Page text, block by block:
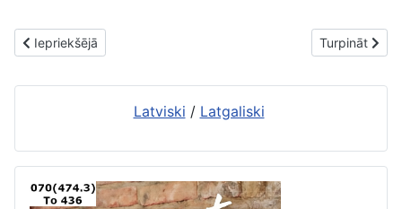
Iepriekšējais raksts: Būs tikšanās ar dzejnieci Līviju Liepdruvieti
Iepriekšējā Nākamais
Turpināt
Latviski / Latgaliski